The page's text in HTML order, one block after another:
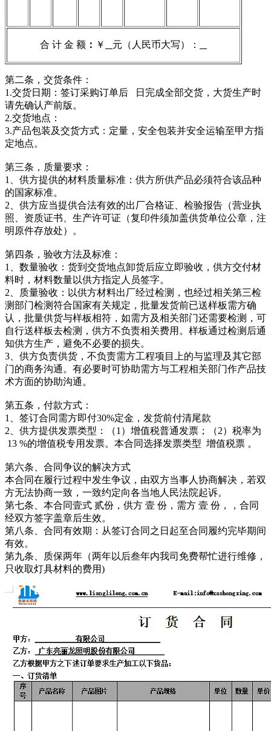
合 计 金 额 ： ￥ 元（人民币大写）：
第二条，交货条件：
1.交货日期：签订采购订单后 日完成全部交货，大货生产时
请先确认产前版。
2.交货地点：
3.产品包装及交货方式：定量，安全包装并安全运输至甲方指
定地点。
第三条，质量要求：
1、供方提供的材料质量标准：供方所供产品必须符合该品种
的国家标准。
2、供方应当提供合法有效的出厂合格证、检验报告（营业执
照、资质证书、生产许可证（复印件须加盖供货单位公章，注
明原件存放处）。
第四条，验收方法及标准：
1、数量验收：货到交货地点卸货后应立即验收，供方交付材
料时，材料数量以供方指定人员签字。
2、质量验收：以供方材料出厂经过检测，也经过相关第三检
测部门检测符合国家有关规定，批量发货前已送样板需方确
认，批量供货与样板相符，如需方及相关部门还需要检测，可
自行送样板去检测，供方不负责相关费用。样板通过检测后通
知供方生产，避免不必要的损失。
3、供方负责供货，不负责需方工程项目上的与监理及其它部
门的商务沟通。有必要时可协助需方与工程相关部门作产品技
术方面的协助沟通。
第五条，付款方式：
1、签订合同需方即付30%定金，发货前付清尾款
2、供方提供发票类型：（1）增值税普通发票；（2）税率为
13 %的增值税专用发票。本合同选择发票类型 增值税票 。
第六条、合同争议的解决方式
本合同在履行过程中发生争议，由双方当事人协商解决，若双
方无法协商一致，一致约定向各当地人民法院起诉。
第七条、本合同壹式 贰份，供方 壹 份，需方 壹 份，，合同
经双方签字盖章后生效。
第八条、合同有效期：从签订合同之日起至合同履约完毕期间
有效。
第九条、质保两年（两年以后叁年内我司免费帮忙进行维修，
只收取灯具材料的费用)